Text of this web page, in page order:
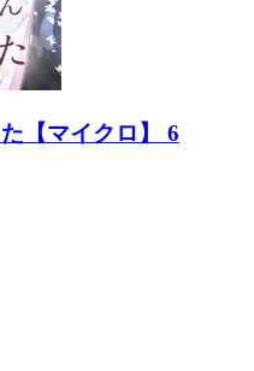
【マイクロ】 6